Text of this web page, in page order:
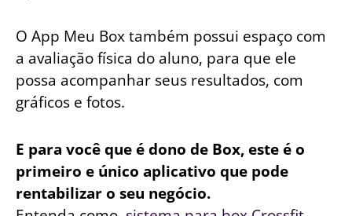
O App Meu Box também possui espaço com
a avaliação física do aluno, para que ele
possa acompanhar seus resultados, com
gráficos e fotos.
E para você que é dono de Box, este é o
primeiro e único aplicativo que pode
rentabilizar o seu negócio.